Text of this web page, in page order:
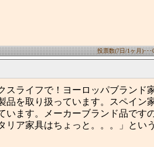
投票数(7日/1ヶ月)･･
スライフで！ヨーロッパブランド
品を取り扱っています。スペイン
います。メーカーブランド品です
リア家具はちょっと。。。」とい